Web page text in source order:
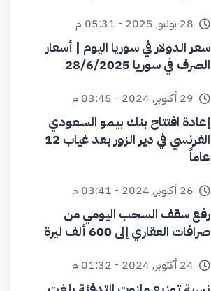
28 يونيو, 2025 - 05:31 م
سعر الدولار في سوريا اليوم | أسعار
الصرف في سوريا 28/6/2025
29 أكتوبر, 2024 - 03:45 م
إعادة افتتاح بنك بيمو السعودي
الفرنسي في دير الزور بعد غياب 12
عاماً
26 أكتوبر, 2024 - 03:41 م
رفع سقف السحب اليومي من
صرافات العقاري إلى 600 ألف ليرة
24 أكتوبر, 2024 - 01:32 م